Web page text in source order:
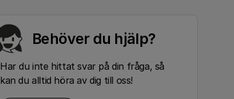
Behöver du hjälp?
Har du inte hittat svar på din fråga, så
kan du alltid höra av dig till oss!